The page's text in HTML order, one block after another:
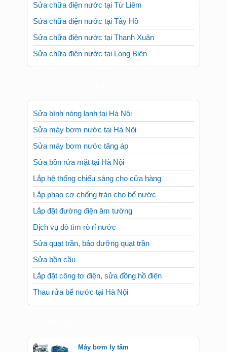
Sửa chữa điện nước tại Từ Liêm
Sửa chữa điện nước tại Tây Hồ
Sửa chữa điện nước tại Thanh Xuân
Sửa chữa điện nước tại Long Biên
Sửa bình nóng lạnh tại Hà Nội
Sửa máy bơm nước tại Hà Nội
Sửa máy bơm nước tăng áp
Sửa bồn rửa mặt tại Hà Nội
Lắp hệ thống chiếu sáng cho cửa hàng
Lắp phao cơ chống tràn cho bể nước
Lắp đặt đường điện âm tường
Dịch vụ dò tìm rò rỉ nước
Sửa quạt trần, bảo dưỡng quạt trần
Sửa bồn cầu
Lắp đặt công tơ điện, sửa đồng hồ điện
Thau rửa bể nước tại Hà Nội
Máy bơm ly tâm